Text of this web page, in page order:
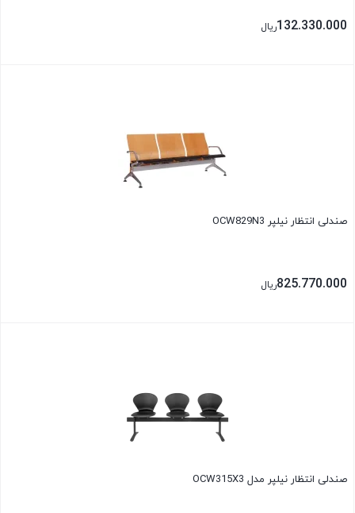
132.330.000ریال
صندلی انتظار نیلپر OCW829N3
825.770.000ریال
صندلی انتظار نیلپر مدل OCW315X3